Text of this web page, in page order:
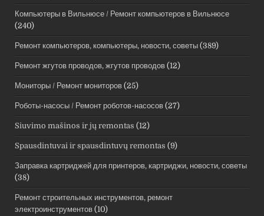
Компьютеры в Вильнюсе / Ремонт компьютеров в Вильнюсе
(240)
Ремонт компьютеров, компьютеры, новости, советы (389)
Ремонт жгутов проводов, жгутов проводов (12)
Мониторы / Ремонт мониторов (25)
Роботы-насосы / Ремонт роботов-насосов (27)
Siuvimo mašinos ir jų remontas (12)
Spausdintuvai ir spausdintuvų remontas (9)
Заправка картриджей для принтеров, картриджи, новости, советы
(38)
Ремонт строительных инструментов, ремонт
электроинструментов (10)